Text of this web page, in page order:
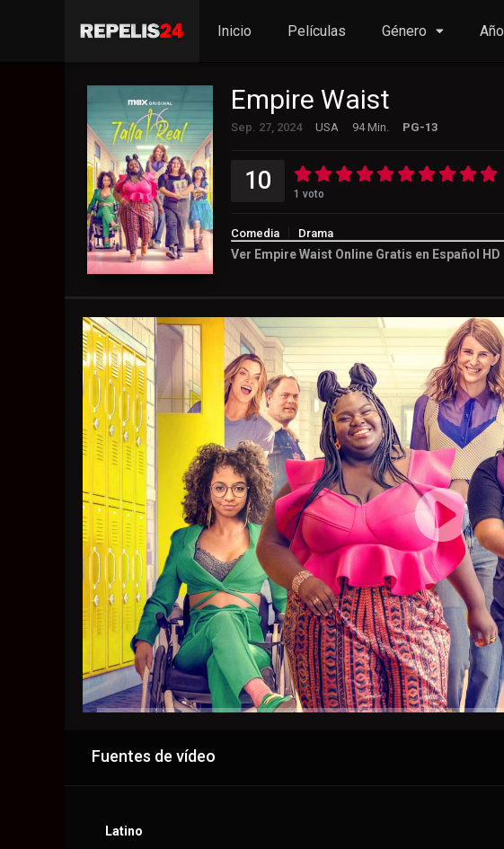
Inicio Películas Género Año
Empire Waist
Sep. 27, 2024 USA 94 Min. PG-13
10 1 voto
Comedia Drama
Ver Empire Waist Online Gratis en Español HD
Fuentes de vídeo
Latino